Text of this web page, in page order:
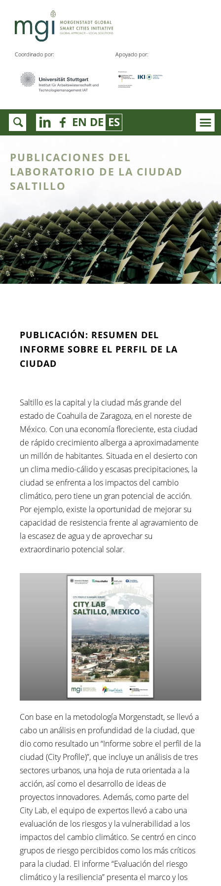
Coordinado por: Apoyado por:
EN DE ES
PUBLICACIONES DEL
LABORATORIO DE LA CIUDAD
SALTILLO
PUBLICACIÓN: RESUMEN DEL
INFORME SOBRE EL PERFIL DE LA
CIUDAD
Saltillo es la capital y la ciudad más grande del
estado de Coahuila de Zaragoza, en el noreste de
México. Con una economía floreciente, esta ciudad
de rápido crecimiento alberga a aproximadamente
un millón de habitantes. Situada en el desierto con
un clima medio-cálido y escasas precipitaciones, la
ciudad se enfrenta a los impactos del cambio
climático, pero tiene un gran potencial de acción.
Por ejemplo, existe la oportunidad de mejorar su
capacidad de resistencia frente al agravamiento de
la escasez de agua y de aprovechar su
extraordinario potencial solar.
Con base en la metodología Morgenstadt, se llevó a
cabo un análisis en profundidad de la ciudad, que
dio como resultado un “Informe sobre el perfil de la
ciudad (City Profile)”, que incluye un análisis de tres
sectores urbanos, una hoja de ruta orientada a la
acción, así como el desarrollo de ideas de
proyectos innovadores. Además, como parte del
City Lab, el equipo de expertos llevó a cabo una
evaluación de los riesgos y la vulnerabilidad a los
impactos del cambio climático. Se centró en cinco
grupos de riesgo percibidos como los más críticos
para la ciudad. El informe “Evaluación del riesgo
climático y la resiliencia” presenta el marco y los